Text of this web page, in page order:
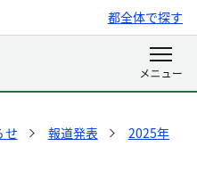
都全体で探す
せ 報道発表
2025年